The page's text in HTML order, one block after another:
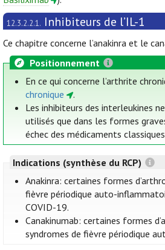
12.3.2.2.1. Inhibiteurs de l’IL-1
Ce chapitre concerne l’anakinra et le
Positionnement
En ce qui concerne l’arthrite
chronique
.
Les inhibiteurs des interleukines
utilisés que dans les formes
échec des médicaments
Indications (synthèse du RCP)
Anakinra: certaines formes
fièvre périodique auto-
COVID-19.
Canakinumab: certaines formes
syndromes de fièvre périodique